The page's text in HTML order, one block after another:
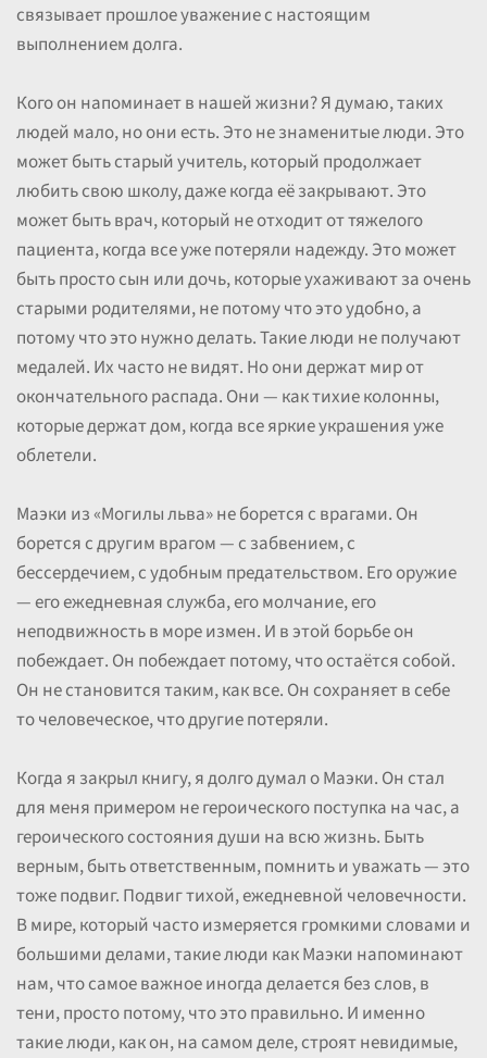
связывает прошлое уважение с настоящим
выполнением долга.
Кого он напоминает в нашей жизни? Я думаю, таких
людей мало, но они есть. Это не знаменитые люди. Это
может быть старый учитель, который продолжает
любить свою школу, даже когда её закрывают. Это
может быть врач, который не отходит от тяжелого
пациента, когда все уже потеряли надежду. Это может
быть просто сын или дочь, которые ухаживают за очень
старыми родителями, не потому что это удобно, а
потому что это нужно делать. Такие люди не получают
медалей. Их часто не видят. Но они держат мир от
окончательного распада. Они — как тихие колонны,
которые держат дом, когда все яркие украшения уже
облетели.
Маэки из «Могилы льва» не борется с врагами. Он
борется с другим врагом — с забвением, с
бессердечием, с удобным предательством. Его оружие
— его ежедневная служба, его молчание, его
неподвижность в море измен. И в этой борьбе он
побеждает. Он побеждает потому, что остаётся собой.
Он не становится таким, как все. Он сохраняет в себе
то человеческое, что другие потеряли.
Когда я закрыл книгу, я долго думал о Маэки. Он стал
для меня примером не героического поступка на час, а
героического состояния души на всю жизнь. Быть
верным, быть ответственным, помнить и уважать — это
тоже подвиг. Подвиг тихой, ежедневной человечности.
В мире, который часто измеряется громкими словами и
большими делами, такие люди как Маэки напоминают
нам, что самое важное иногда делается без слов, в
тени, просто потому, что это правильно. И именно
такие люди, как он, на самом деле, строят невидимые,